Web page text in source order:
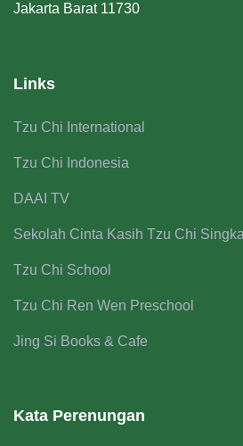
Jakarta Barat 11730
Links
Tzu Chi International
Tzu Chi Indonesia
DAAI TV
Sekolah Cinta Kasih Tzu Chi
Tzu Chi School
Tzu Chi Ren Wen Preschool
Jing Si Books & Cafe
Kata Perenungan